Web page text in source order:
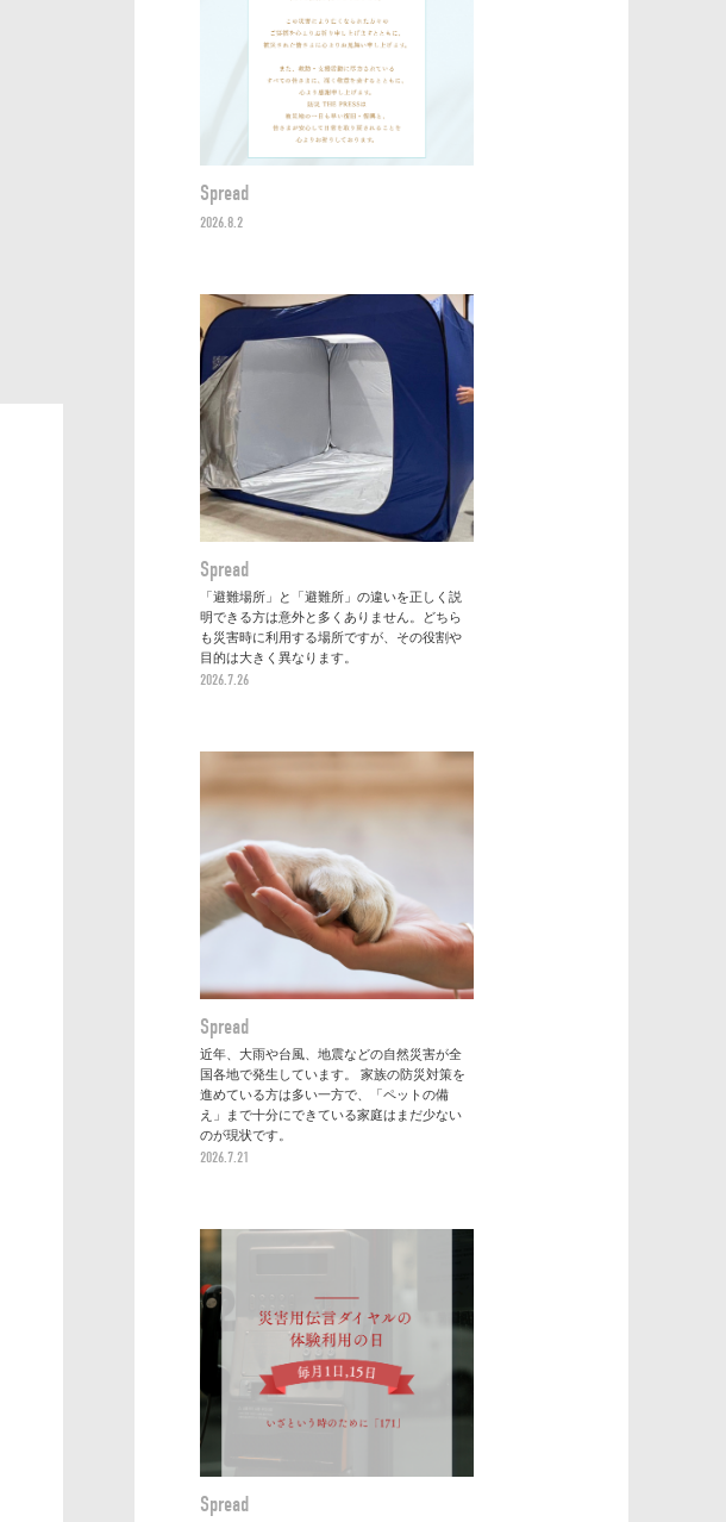
Spread
2026.8.2
Spread
「避難場所」と「避難所」の違いを正しく説
明できる方は意外と多くありません。どちら
も災害時に利用する場所ですが、その役割や
目的は大きく異なります。
2026.7.26
Spread
近年、大雨や台風、地震などの自然災害が全
国各地で発生しています。 家族の防災対策を
進めている方は多い一方で、「ペットの備
え」まで十分にできている家庭はまだ少ない
のが現状です。
2026.7.21
Spread